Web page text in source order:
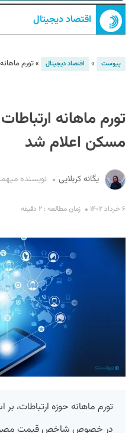
اقتصاد دیجیتال
پیوست » اقتصاد دیجیتال »تورم
تورم ماهانه
مسکن اعلام شد
یگانه کربلایی نویسنده
۶ خرداد ۱۴۰۲ زمان مطالعه : ۲ دقیقه
تورم ماهانه حوزه ارتباطات،
در خصوص شاخص قیمت